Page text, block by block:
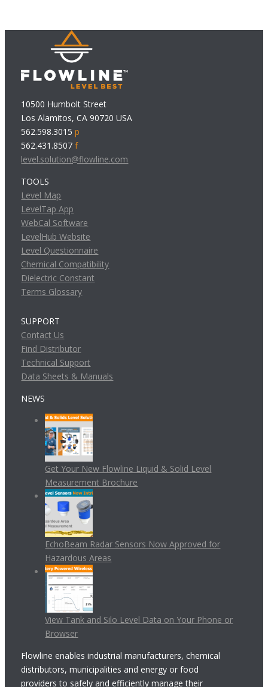
10500 Humbolt Street
Los Alamitos, CA 90720 USA
562.598.3015p
562.431.8507f
level.solution@flowline.com
TOOLS
Level Map
LevelTap App
WebCal Software
LevelHub Website
Level Questionnaire
Chemical Compatibility
Dielectric Constant
Terms Glossary
SUPPORT
Contact Us
Find Distributor
Technical Support
Data Sheets & Manuals
NEWS
Get Your New Flowline Liquid & Solid Level
Measurement Brochure
EchoBeam Radar Sensors Now Approved for
Hazardous Areas
View Tank and Silo Level Data on Your Phone or
Browser
Flowline enables industrial manufacturers, chemical
distributors, municipalities and energy or food
providers to safely and efficiently manage their